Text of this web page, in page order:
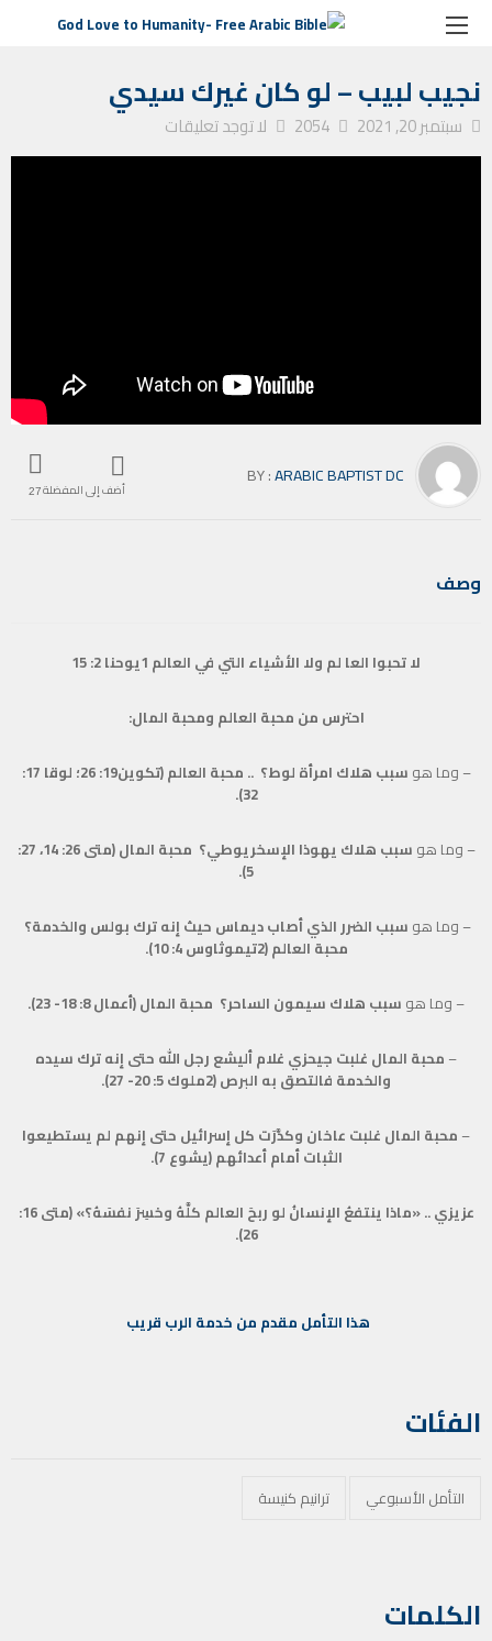
الصفحة الرئيسية التأمل الأسبوعي نجيب لبيب – لو كان غيرك سيدي
نجيب لبيب – لو كان غيرك سيدي
سبتمبر 20, 2021 2054 لا توجد تعليقات
أضف إلى المفضلة27
BY :ARABIC BAPTIST DC
وصف
لا تحبوا العا لم ولا الأشياء التي في العالم 1يوحنا 2: 15
احترس من محبة العالم ومحبة المال:
– وما هو
سبب هلاك امرأة لوط؟ .. محبة العالم (تكوين19: 26؛ لوقا 17:
32).
– وما هو
سبب هلاك يهوذا الإسخريوطي؟ محبة المال (متى 26: 14، 27:
5).
– وما هو سبب الضرر الذي أصاب ديماس حيث إنه ترك بولس والخدمة؟
محبة العالم (2تيموثاوس 4: 10).
– وما هو سبب هلاك سيمون الساحر؟ محبة المال (أعمال 8: 18- 23).
– محبة المال غلبت جيحزي غلام أليشع رجل الله حتى إنه ترك سيده
والخدمة فالتصق به البرص(2ملوك 5: 20- 27).
– محبة المال غلبت عاخان وكدَّرَت كل إسرائيل حتى إنهم لم يستطيعوا
الثبات أمام أعدائهم (يشوع 7).
عزيزي .. «ماذا ينتفعُ الإنسانُ لو ربحَ العالم كلَّهُ وخسِرَ نفسَهُ؟» (متى 16:
26).
هذا التأمل مقدم من خدمة الرب قريب
الفئات
التأمل الأسبوعي ترانيم كنيسة
الكلمات